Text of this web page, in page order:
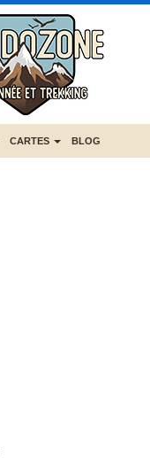
CARTES BLOG